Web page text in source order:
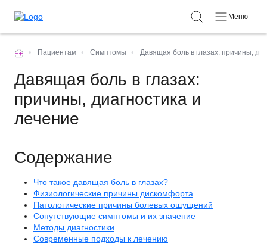
Меню
• Пациентам • Симптомы • Давящая боль в глазах: причины,
Давящая боль в глазах:
причины, диагностика и
лечение
Содержание
Что такое давящая боль в глазах?
Физиологические причины дискомфорта
Патологические причины болевых ощущений
Сопутствующие симптомы и их значение
Методы диагностики
Современные подходы к лечению